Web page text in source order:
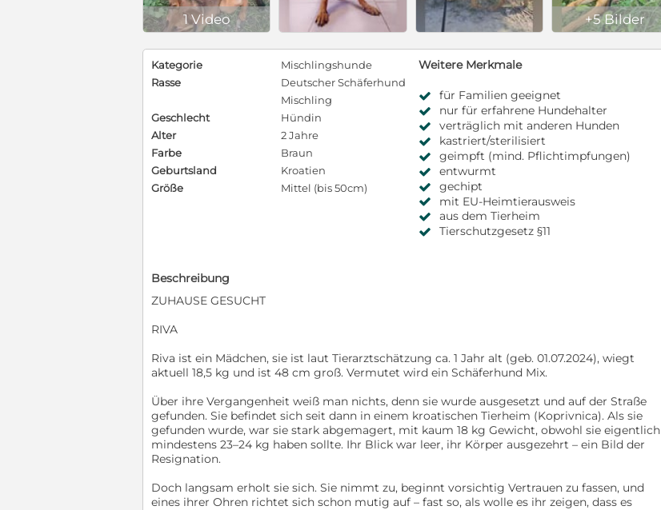
1 Video +5 Bilder
Kategorie
Mischlingshunde
Rasse
Deutscher Schäferhund
Mischling
Geschlecht
Hündin
Alter
2 Jahre
Farbe
Braun
Geburtsland
Kroatien
Größe
Mittel (bis 50cm)
Weitere Merkmale
für Familien geeignet
nur für erfahrene Hundehalter
verträglich mit anderen Hunden
kastriert/sterilisiert
geimpft (mind. Pflichtimpfungen)
entwurmt
gechipt
mit EU-Heimtierausweis
aus dem Tierheim
Tierschutzgesetz §11
Beschreibung
ZUHAUSE GESUCHT
RIVA
Riva ist ein Mädchen, sie ist laut Tierarztschätzung ca. 1 Jahr alt (geb. 01.07.2024), wiegt
aktuell 18,5 kg und ist 48 cm groß. Vermutet wird ein Schäferhund Mix.
Über ihre Vergangenheit weiß man nichts, denn sie wurde ausgesetzt und auf der Straße
gefunden. Sie befindet sich seit dann in einem kroatischen Tierheim (Koprivnica). Als sie
gefunden wurde, war sie stark abgemagert, mit kaum 18 kg Gewicht, obwohl sie eigentlich
mindestens 23–24 kg haben sollte. Ihr Blick war leer, ihr Körper ausgezehrt – ein Bild der
Resignation.
Doch langsam erholt sie sich. Sie nimmt zu, beginnt vorsichtig Vertrauen zu fassen, und
eines ihrer Ohren richtet sich schon mutig auf – fast so, als wolle es ihr zeigen, dass es